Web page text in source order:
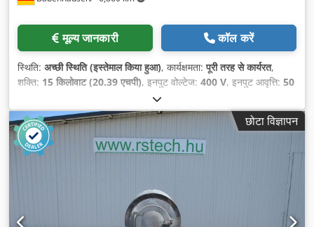
मूल्य जानकारी कॉल करें
स्थिति: अच्छी स्थिति (इस्तेमाल किया हुआ), कार्यक्षमता:पूरी तरह से कार्यरत,
शक्ति: 15 किलोवाट (20.39 एचपी), इनपुट वोल्टेज: 400 V, इनपुट आवृत्ति: 50
तीन-चरणीय, कुल वजन:
सीई चिह्नांकन,
छोटा विज्ञापन